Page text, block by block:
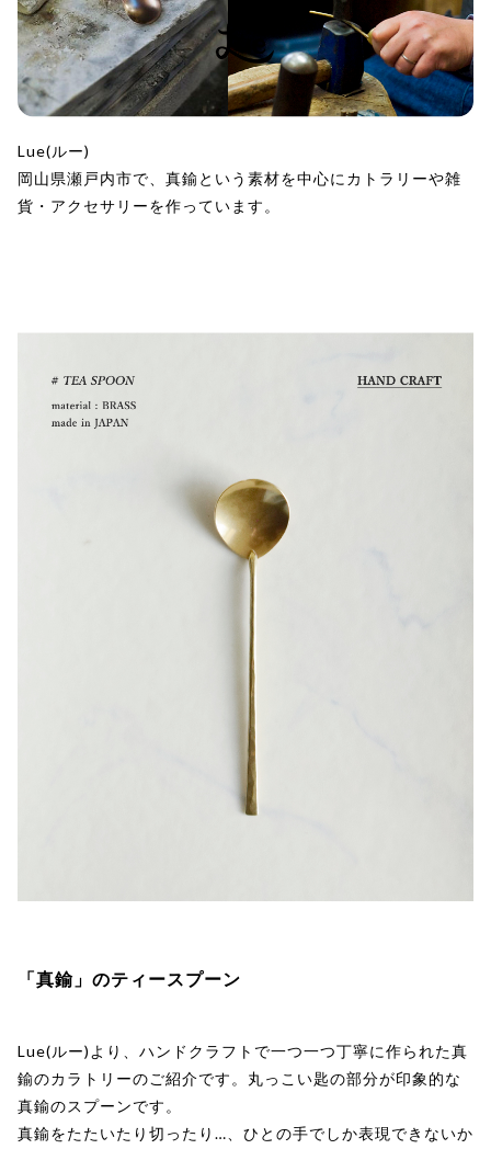
Lue(ルー)
岡山県瀬戸内市で、真鍮という素材を中心にカトラリーや雑
貨・アクセサリーを作っています。
「真鍮」のティースプーン
Lue(ルー)より、ハンドクラフトで一つ一つ丁寧に作られた真
鍮のカラトリーのご紹介です。丸っこい匙の部分が印象的な
真鍮のスプーンです。
真鍮をたたいたり切ったり…、ひとの手でしか表現できないか